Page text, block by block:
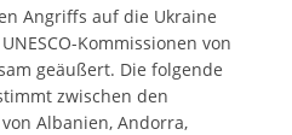
Angriffs auf die Ukraine
Kommissionen von
geäußert. Die folgende
zwischen den
Albanien, Andorra,